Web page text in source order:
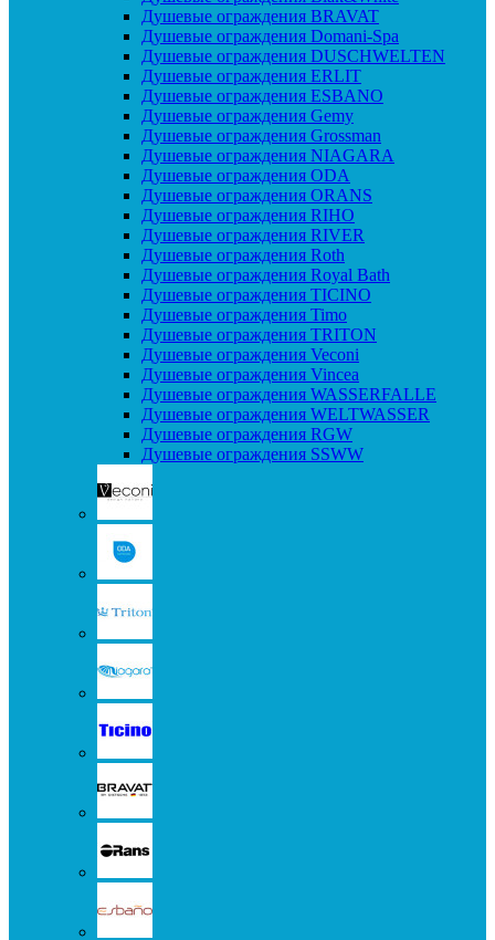
Душевые ограждения BRAVAT
Душевые ограждения Domani-Spa
Душевые ограждения DUSCHWELTEN
Душевые ограждения ERLIT
Душевые ограждения ESBANO
Душевые ограждения Gemy
Душевые ограждения Grossman
Душевые ограждения NIAGARA
Душевые ограждения ODA
Душевые ограждения ORANS
Душевые ограждения RIHO
Душевые ограждения RIVER
Душевые ограждения Roth
Душевые ограждения Royal Bath
Душевые ограждения TICINO
Душевые ограждения Timo
Душевые ограждения TRITON
Душевые ограждения Veconi
Душевые ограждения Vincea
Душевые ограждения WASSERFALLE
Душевые ограждения WELTWASSER
Душевые ограждения RGW
Душевые ограждения SSWW